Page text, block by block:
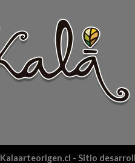
Kalaarteorigen.cl - Sitio